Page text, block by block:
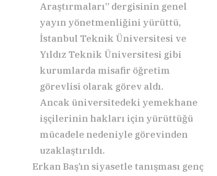
Araştırmaları” dergisinin genel
yayın yönetmenliğini yürüttü,
İstanbul Teknik Üniversitesi ve
Yıldız Teknik Üniversitesi gibi
kurumlarda misafir öğretim
görevlisi olarak görev aldı.
Ancak üniversitedeki yemekhane
işçilerinin hakları için yürüttüğü
mücadele nedeniyle görevinden
uzaklaştırıldı.
Erkan Baş’ın siyasetle tanışması genç